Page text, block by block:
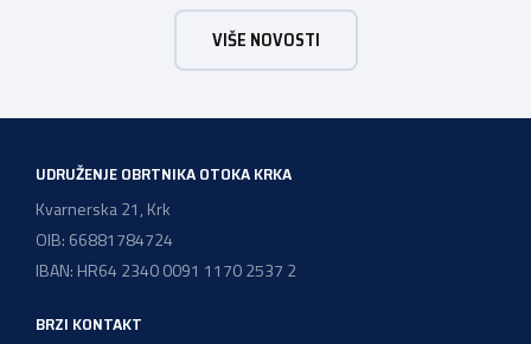
komora pozdravlja odluku Vlade Republike Hrvatske da u
konačnom prijedlogu poreznih izmjena prihvati ključne
prijedloge HOK-a iznesene tijekom intenzivnog dijaloga s
VIŠE NOVOSTI
UDRUŽENJE OBRTNIKA OTOKA KRKA
Kvarnerska 21, Krk
OIB: 66881784724
IBAN: HR64 2340 0091 1170 2537 2
BRZI KONTAKT